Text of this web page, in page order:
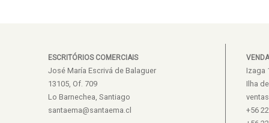
ESCRITÓRIOS COMERCIAIS
José María Escrivá de Balaguer
13105, Of. 709
Lo Barnechea, Santiago
santaema@santaema.cl
Izaga
Ilha
+56